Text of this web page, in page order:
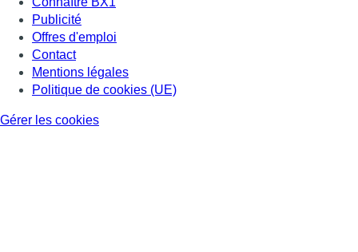
Publicité
Offres d'emploi
Contact
Mentions légales
Politique de cookies (UE)
Gérer les cookies